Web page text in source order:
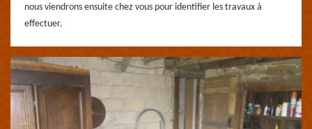
nous viendrons ensuite chez vous pour identifier les travaux à
effectuer.